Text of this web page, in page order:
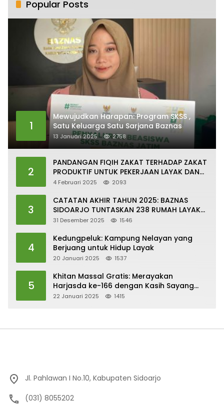
Popular Posts
1
Mewujudkan Harapan: Program SKSS ,
Satu Keluarga Satu Sarjana Baznas
13 Januari 2025 2758
2
PANDANGAN FIQIH ZAKAT TERHADAP ZAKAT
PRODUKTIF UNTUK PEKERJAAN LAYAK DAN
PERTUMBUHAN EKONOMI SESUAI DENGAN
4 Februari 2025 2093
3
CATATAN AKHIR TAHUN 2025: BAZNAS
SIDOARJO TUNTASKAN 238 RUMAH LAYAK
HUNI
31 Desember 2025 1546
4
Kedungpeluk: Kampung Nelayan yang
Berjuang untuk Hidup Layak
20 Januari 2025 1537
5
Khitan Massal Gratis: Merayakan
Harjasda ke-166 dengan Kasih Sayang
dan Kepedulian
22 Januari 2025 1415
Jl. Pahlawan I No.10, Kabupaten Sidoarjo
(031) 8055202